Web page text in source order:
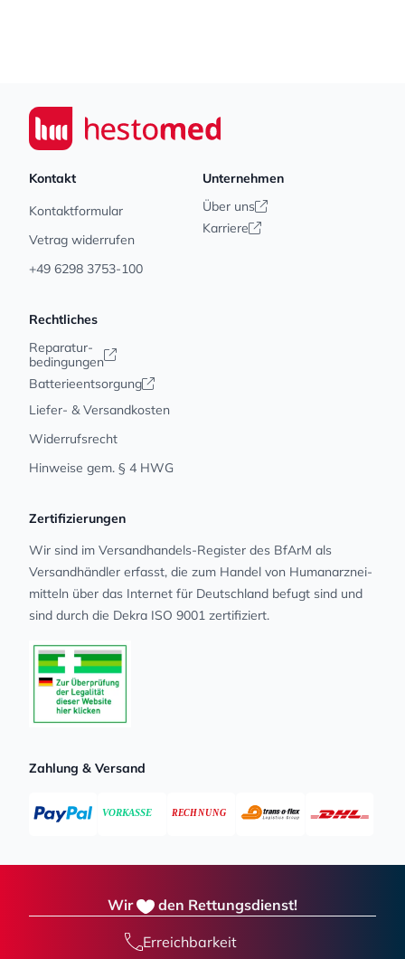
Seiwert GmbH
Kontakt
Kontaktformular
Vetrag widerrufen
+49 6298 3753-100
Unternehmen
Über uns
Karriere
Rechtliches
Reparatur-
bedingungen
Batterieentsorgung
Liefer- & Versandkosten
Widerrufsrecht
Hinweise gem. § 4 HWG
Zertifizierungen
Wir sind im Versandhandels-Register des BfArM als
Versandhändler erfasst, die zum Handel von Human­arz­nei­
mit­teln über das Internet für Deutschland befugt sind und
sind durch die Dekra ISO 9001 zertifiziert.
Zahlung & Versand
Wir den Rettungsdienst!
Erreichbarkeit